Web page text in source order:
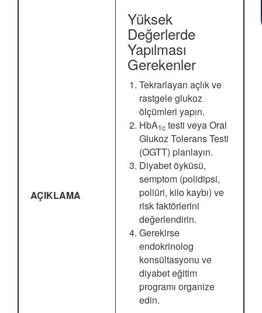
AÇIKLAMA
Yüksek
Değerlerde
Yapılması
Gerekenler
Tekrarlayan açlık ve
rastgele glukoz
ölçümleri yapın.
HbA1c testi veya Oral
Glukoz Tolerans Testi
(OGTT) planlayın.
Diyabet öyküsü,
semptom (polidipsi,
poliüri, kilo kaybı) ve
risk faktörlerini
değerlendirin.
Gerekirse
endokrinolog
konsültasyonu ve
diyabet eğitim
programı organize
edin.